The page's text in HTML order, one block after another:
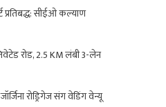
प्रतिबद्ध: सीईओ कल्याण
रोड, 2.5 KM लंबी 3-लेन
रोड्रिगेज संग वेडिंग वेन्यू